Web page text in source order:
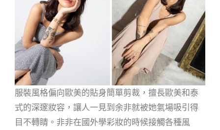
服裝風格偏向歐美的貼身簡單剪裁，擅長歐美和泰
式的深邃妝容，讓人一見到余非就被她氣場吸引得
目不轉睛。非非在國外學彩妝的時候接觸各種風